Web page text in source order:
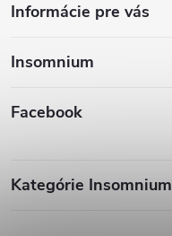
Informácie pre vás
Insomnium
Facebook
Kategórie Insomnium